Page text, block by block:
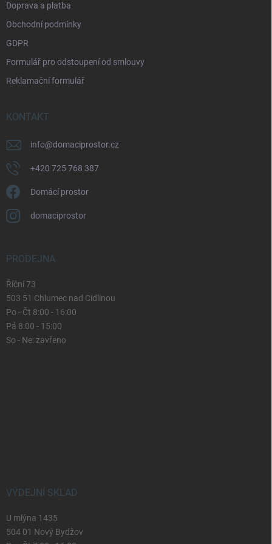
Doprava a platba
Obchodní podmínky
GDPR
Formulář pro odstoupení od smlouvy
Reklamační formulář
KONTAKT
info@domaciprostor.cz
+420 725 768 387
Domácí prostor
domaciprostor
PRODEJNA
Říční 73
503 51 Chlumec nad Cidlinou
Po - Čt 8:00 - 16:00
Pá 8:00 - 15:00
So - Ne: zavřeno
VÝDEJNÍ SKLAD
U mlýna 1435
504 01 Nový Bydžov